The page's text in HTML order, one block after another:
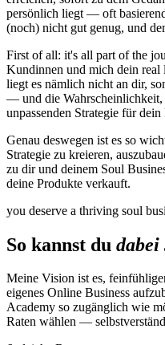
persönlich liegt — oft
(noch) nicht gut genug, und
First of all: it's all part of the
Kundinnen und mich dein real
liegt es nämlich nicht an dir,
— und die Wahrscheinlichkeit,
unpassenden Strategie für
Genau deswegen ist es so
Strategie zu kreieren,
zu dir und deinem Soul
deine Produkte verkauft.
you deserve a thriving soul
So kannst du dabei
Meine Vision ist es,
eigenes Online Business
Academy so zugänglich wie
Raten wählen —